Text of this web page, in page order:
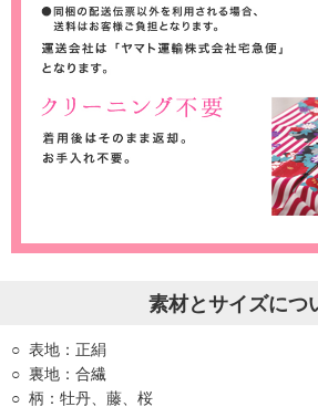
素材とサイズにつ
表地：正絹
裏地：合繊
柄：牡丹、藤、桜